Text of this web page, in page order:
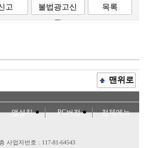
고
불법광고신
고
목록
맨위로
앱설치 PC버전 전체메뉴
사업자번호 : 117-81-64543